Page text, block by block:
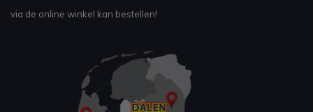
via de online winkel kan bestellen!